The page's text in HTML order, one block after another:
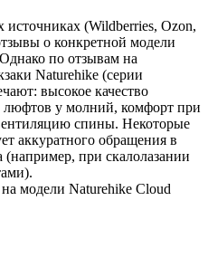
(Wildberries, Ozon,
о конкретной модели
по отзывам на
Naturehike (серии
высокое качество
люфтов у молний, комфорт при
спины. Некоторые
аккуратного обращения в
при скалолазании
модели Naturehike Cloud